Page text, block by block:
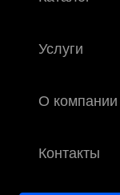
Услуги
О компании
Контакты